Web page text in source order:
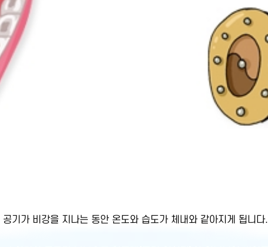
기가 비강을 지나는 동안 온도와 습도가 체내와 같아지게 됩니다.